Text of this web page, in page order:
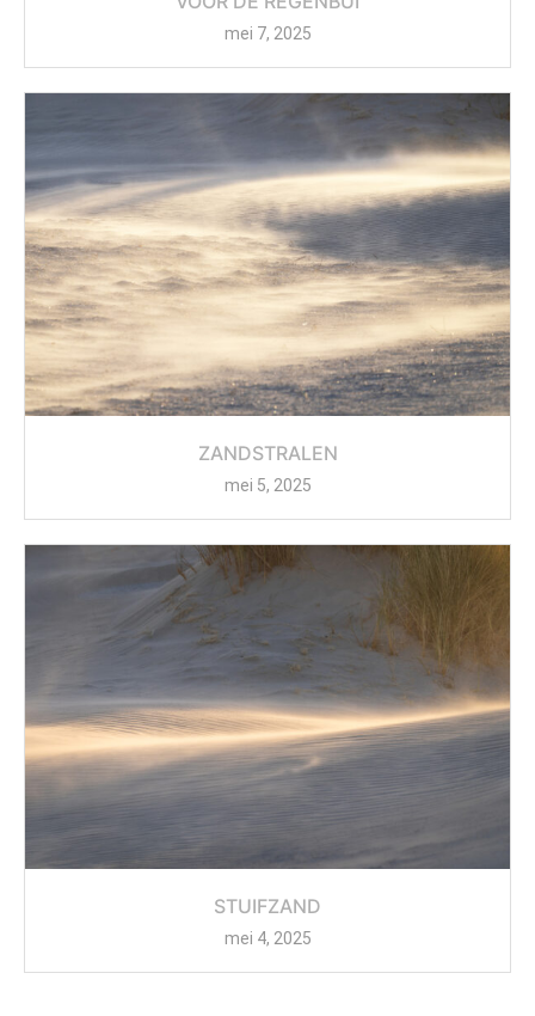
mei 7, 2025
ZANDSTRALEN
mei 5, 2025
STUIFZAND
mei 4, 2025